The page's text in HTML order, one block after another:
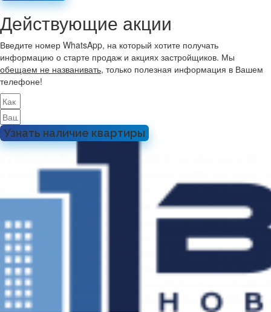
Действующие акции
Введите номер WhatsApp, на который хотите получать
информацию о старте продаж и акциях застройщиков. Мы
обещаем не названивать, только полезная информация в Вашем
телефоне!
Узнать наличие квартиры